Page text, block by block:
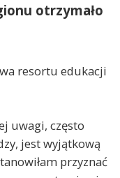
otrzymało
resortu edukacji
uwagi, często
jest wyjątkową
przyznać